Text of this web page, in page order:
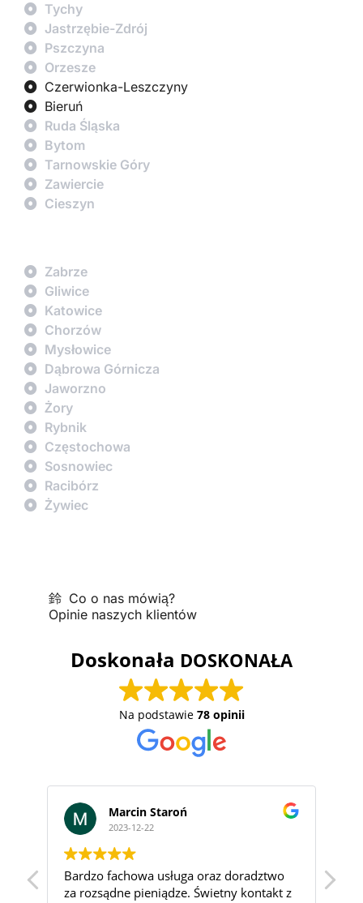
Tychy
Jastrzębie-Zdrój
Pszczyna
Orzesze
Czerwionka-Leszczyny
Bieruń
Ruda Śląska
Bytom
Tarnowskie Góry
Zawiercie
Cieszyn
Zabrze
Gliwice
Katowice
Chorzów
Mysłowice
Dąbrowa Górnicza
Jaworzno
Żory
Rybnik
Częstochowa
Sosnowiec
Racibórz
Żywiec
Co o nas mówią?
Opinie naszych klientów
Doskonała
Na podstawie 78 opinii
Marcin Staroń
2023-12-22
Bardzo fachowa usługa oraz doradztwo
za rozsądne pieniądze. Świetny kontakt z